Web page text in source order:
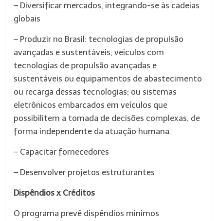
– Diversificar mercados, integrando-se às cadeias
globais
– Produzir no Brasil: tecnologias de propulsão
avançadas e sustentáveis; veículos com
tecnologias de propulsão avançadas e
sustentáveis ou equipamentos de abastecimento
ou recarga dessas tecnologias; ou sistemas
eletrônicos embarcados em veículos que
possibilitem a tomada de decisões complexas, de
forma independente da atuação humana.
– Capacitar fornecedores
– Desenvolver projetos estruturantes
Dispêndios x Créditos
O programa prevê dispêndios mínimos